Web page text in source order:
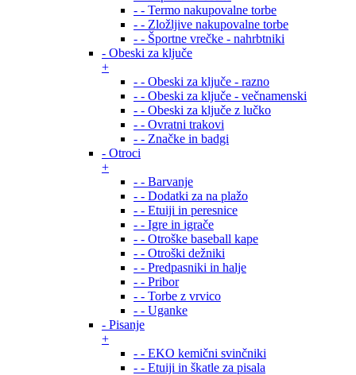
- - Termo nakupovalne torbe
- - Zložljive nakupovalne torbe
- - Športne vrečke - nahrbtniki
- Obeski za ključe
+
- - Obeski za ključe - razno
- - Obeski za ključe - večnamenski
- - Obeski za ključe z lučko
- - Ovratni trakovi
- - Značke in badgi
- Otroci
+
- - Barvanje
- - Dodatki za na plažo
- - Etuiji in peresnice
- - Igre in igrače
- - Otroške baseball kape
- - Otroški dežniki
- - Predpasniki in halje
- - Pribor
- - Torbe z vrvico
- - Uganke
- Pisanje
+
- - EKO kemični svinčniki
- - Etuiji in škatle za pisala